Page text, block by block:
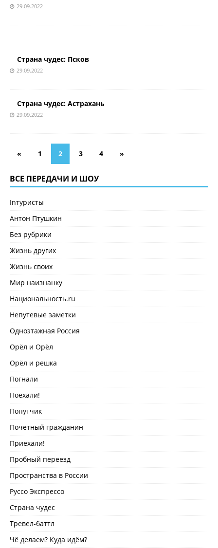
29.09.2022
Страна чудес: Псков
29.09.2022
Страна чудес: Астрахань
29.09.2022
« 1 2 3 4 »
ВСЕ ПЕРЕДАЧИ И ШОУ
Inтуристы
Антон Птушкин
Без рубрики
Жизнь других
Жизнь своих
Мир наизнанку
Национальность.ru
Непутевые заметки
Одноэтажная Россия
Орёл и Орёл
Орёл и решка
Погнали
Поехали!
Попутчик
Почетный гражданин
Приехали!
Пробный переезд
Пространства в России
Руссо Экспрессо
Страна чудес
Тревел-баттл
Чё делаем? Куда идём?